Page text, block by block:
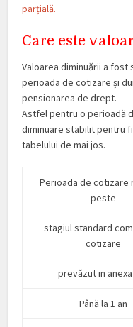
parțială.
Care este
Valoarea diminuării a
perioada de cotizare și
pensionarea de drept.
Astfel pentru o perioadă
diminuare stabilit pentru
tabelului de mai jos.
Perioada de cotizare
peste
stagiul standard
cotizare
prevăzut in anexa
Până la 1 an